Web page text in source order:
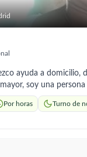
ayuda a domicilio,
soy una
Por horas Turno de